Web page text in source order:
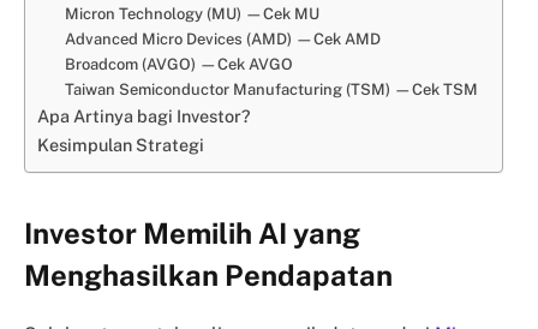
Micron Technology (MU) —Cek MU
Advanced Micro Devices (AMD) —Cek AMD
Broadcom (AVGO) —Cek AVGO
Taiwan Semiconductor Manufacturing (TSM) —Cek TSM
Apa Artinya bagi Investor?
Kesimpulan Strategi
Investor Memilih AI yang
Menghasilkan Pendapatan